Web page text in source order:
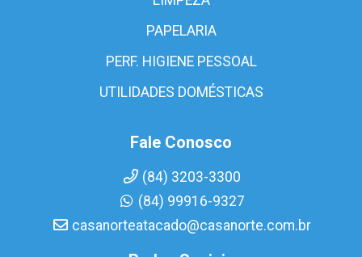
PAPELARIA
PERF. HIGIENE PESSOAL
UTILIDADES DOMÉSTICAS
Fale Conosco
(84) 3203-3300
(84) 99916-9327
casanorteatacado@casanorte.com.br